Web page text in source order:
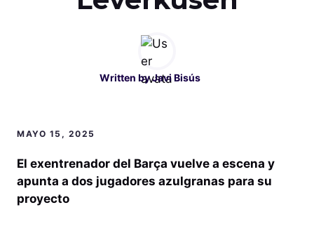
Written byJavi Bisús
MAYO 15, 2025
El exentrenador del Barça vuelve a escena y
apunta a dos jugadores azulgranas para su
proyecto